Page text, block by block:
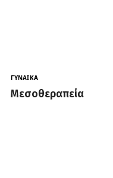
ΓΥΝΑΊΚΑ
Μεσοθεραπεία